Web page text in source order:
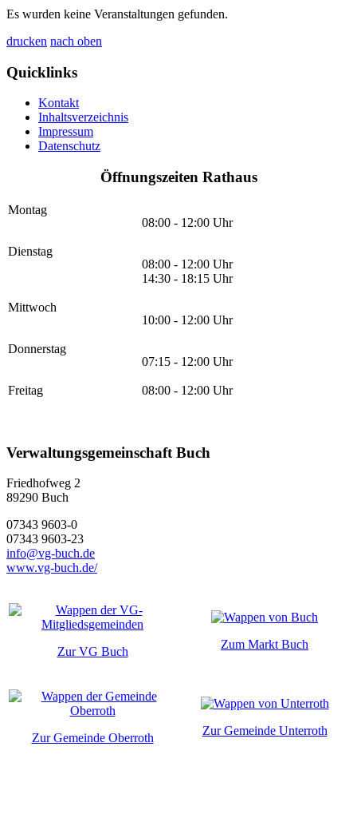
Es wurden keine Veranstaltungen gefunden.
drucken nach oben
Quicklinks
Kontakt
Inhaltsverzeichnis
Impressum
Datenschutz
Öffnungszeiten Rathaus
Montag
08:00 - 12:00 Uhr
Dienstag
08:00 - 12:00 Uhr
14:30 - 18:15 Uhr
Mittwoch
10:00 - 12:00 Uhr
Donnerstag
07:15 - 12:00 Uhr
Freitag 08:00 - 12:00 Uhr
Verwaltungsgemeinschaft Buch
Friedhofweg 2
89290 Buch
07343 9603-0
07343 9603-23
info@vg-buch.de
www.vg-buch.de/
Zur VG Buch
Zum Markt Buch
Zur Gemeinde Oberroth
Zur Gemeinde Unterroth